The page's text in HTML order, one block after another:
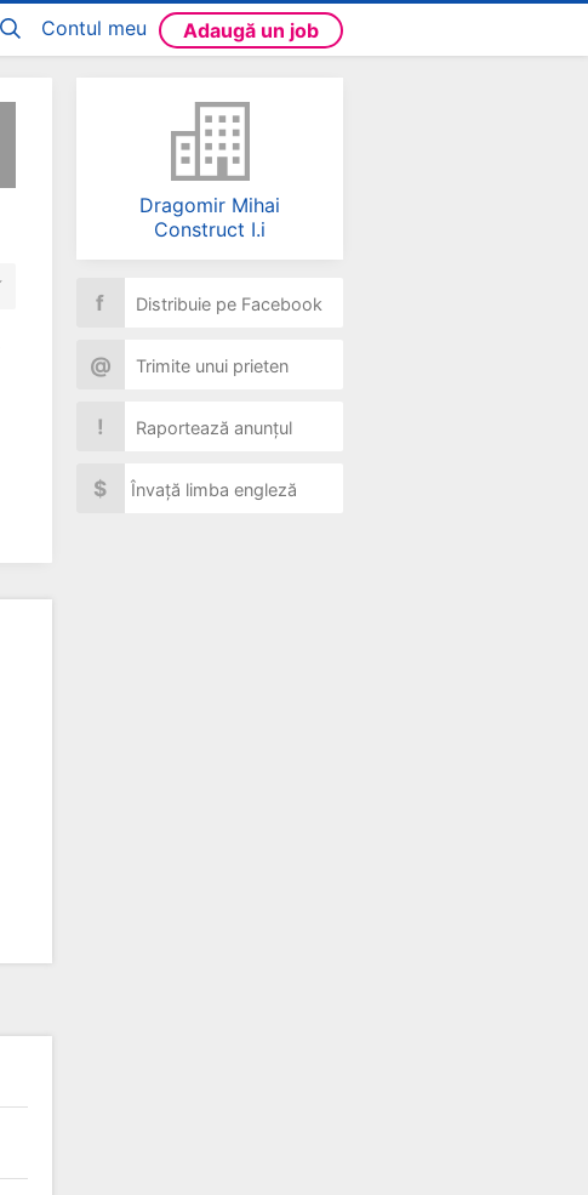
Contul meu Adaugă un job
Dragomir Mihai
Construct I.i
f Distribuie pe Facebook
@ Trimite unui prieten
! Raportează anunțul
$ Învață limba engleză